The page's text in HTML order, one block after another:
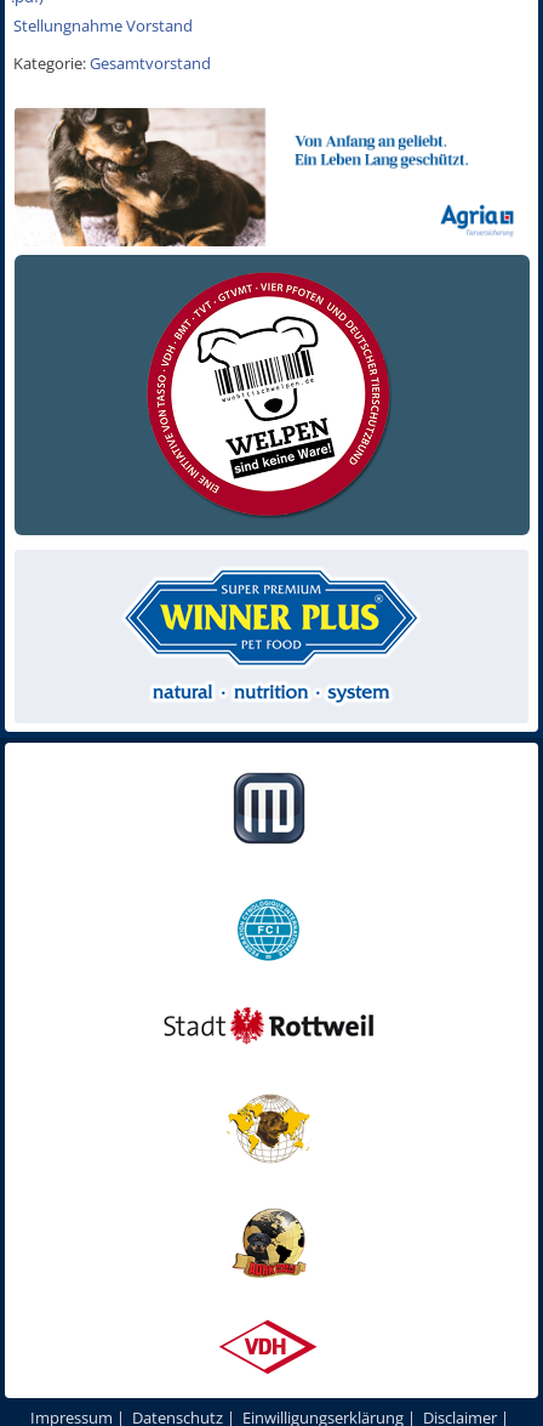
Stellungnahme Vorstand
Kategorie:Gesamtvorstand
Impressum | Datenschutz | Einwilligungserklärung | Disclaimer |